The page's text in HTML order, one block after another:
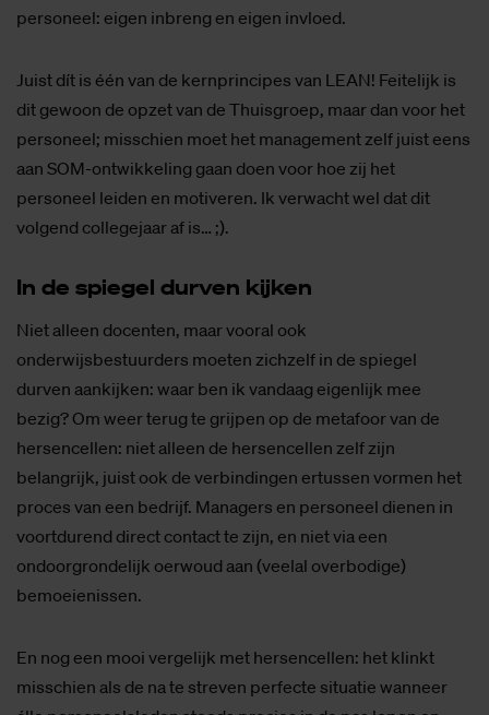
personeel: eigen inbreng en eigen invloed.
Juist dít is één van de kernprincipes van LEAN! Feitelijk is
dit gewoon de opzet van de Thuisgroep, maar dan voor het
personeel; misschien moet het management zelf juist eens
aan SOM-ontwikkeling gaan doen voor hoe zij het
personeel leiden en motiveren. Ik verwacht wel dat dit
volgend collegejaar af is… ;).
In de spie­gel dur­ven kij­ken
Niet alleen docenten, maar vooral ook
onderwijsbestuurders moeten zichzelf in de spiegel
durven aankijken: waar ben ik vandaag eigenlijk mee
bezig? Om weer terug te grijpen op de metafoor van de
hersencellen: niet alleen de hersencellen zelf zijn
belangrijk, juist ook de verbindingen ertussen vormen het
proces van een bedrijf. Managers en personeel dienen in
voortdurend direct contact te zijn, en niet via een
ondoorgrondelijk oerwoud aan (veelal overbodige)
bemoeienissen.
En nog een mooi vergelijk met hersencellen: het klinkt
misschien als de na te streven perfecte situatie wanneer